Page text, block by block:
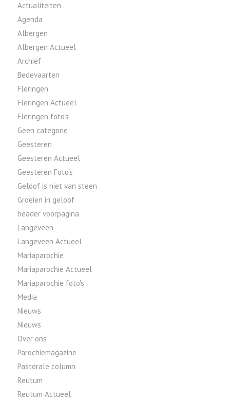
Actualiteiten
Agenda
Albergen
Albergen Actueel
Archief
Bedevaarten
Fleringen
Fleringen Actueel
Fleringen foto's
Geen categorie
Geesteren
Geesteren Actueel
Geesteren Foto’s
Geloof is niet van steen
Groeien in geloof
header voorpagina
Langeveen
Langeveen Actueel
Mariaparochie
Mariaparochie Actueel
Mariaparochie foto's
Media
Nieuws
Nieuws
Over ons
Parochiemagazine
Pastorale column
Reutum
Reutum Actueel